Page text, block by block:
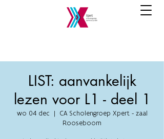
LIST: aanvankelijk
lezen voor L1 - deel 1
wo 04 dec
  |
CA Scholengroep Xpert - zaal
Rooseboom